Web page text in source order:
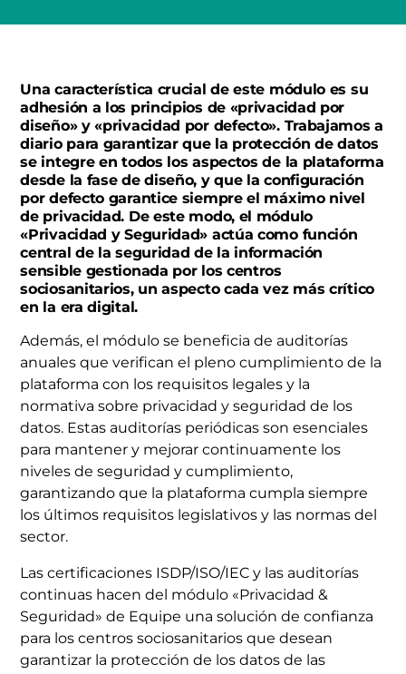
Una característica crucial de este módulo es su
adhesión a los principios de «privacidad por
diseño» y «privacidad por defecto». Trabajamos a
diario para garantizar que la protección de datos
se integre en todos los aspectos de la plataforma
desde la fase de diseño, y que la configuración
por defecto garantice siempre el máximo nivel
de privacidad. De este modo, el módulo
«Privacidad y Seguridad» actúa como función
central de la seguridad de la información
sensible gestionada por los centros
sociosanitarios, un aspecto cada vez más crítico
en la era digital.
Además, el módulo se beneficia de auditorías
anuales que verifican el pleno cumplimiento de la
plataforma con los requisitos legales y la
normativa sobre privacidad y seguridad de los
datos. Estas auditorías periódicas son esenciales
para mantener y mejorar continuamente los
niveles de seguridad y cumplimiento,
garantizando que la plataforma cumpla siempre
los últimos requisitos legislativos y las normas del
sector.
Las certificaciones ISDP/ISO/IEC y las auditorías
continuas hacen del módulo «Privacidad &
Seguridad» de Equipe una solución de confianza
para los centros sociosanitarios que desean
garantizar la protección de los datos de las